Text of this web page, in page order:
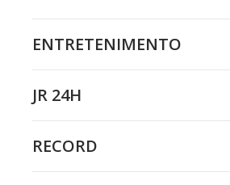
ENTRETENIMENTO
JR 24H
RECORD